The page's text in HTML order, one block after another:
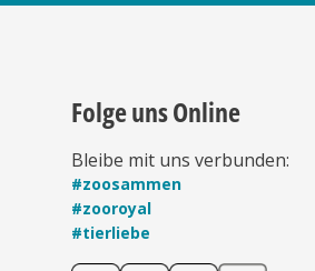
Folge uns Online
Bleibe mit uns verbunden:
#zoosammen
#zooroyal
#tierliebe